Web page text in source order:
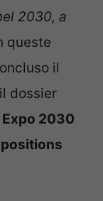
2030, a
queste
il
dossier
Expo 2030